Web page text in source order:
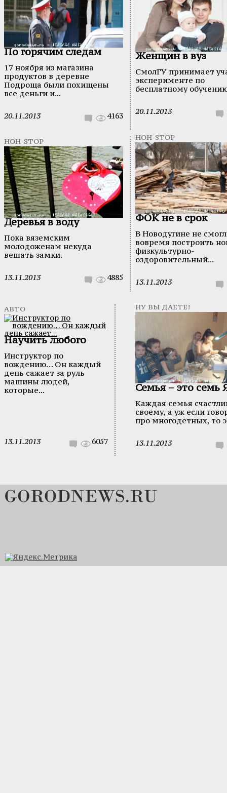
По горячим следам
17 ноября из магазина
продуктов в деревне
Подроща были похищены
все деньги и...
20.11.2013 4163
Женщин в вуз
СмолГУ принимает
эксперименте по
бесплатному
20.11.2013
НОН-STOP
Деревья в воду
Пока вяземским
молодоженам некуда
вешать замки.
13.11.2013 4885
НОН-STOP
ФОК не в срок
В Новодугине не
вовремя построить
физкультурно-
оздоровительный...
13.11.2013
АВТО
Научить любого
Инструктор по
вождению… Он каждый
день сажает за руль
машины людей,
которые...
13.11.2013 6057
НУ ВЫ ДАЕТЕ!
Семья – это семь
Каждая семья
своему, а уж если
про многодетных, то
13.11.2013